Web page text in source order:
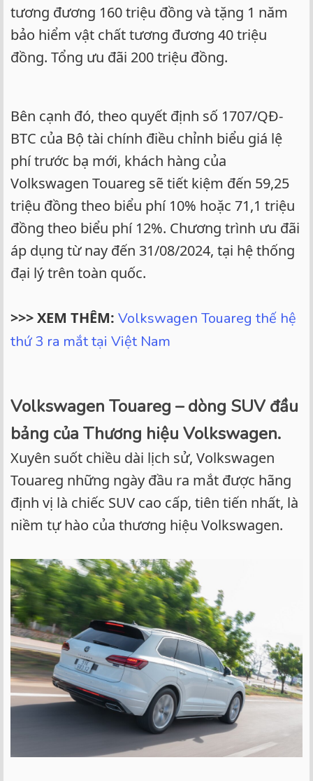
tương đương 160 triệu đồng và tặng 1 năm
bảo hiểm vật chất tương đương 40 triệu
đồng. Tổng ưu đãi 200 triệu đồng.
Bên cạnh đó, theo quyết định số 1707/QĐ-
BTC của Bộ tài chính điều chỉnh biểu giá lệ
phí trước bạ mới, khách hàng của
Volkswagen Touareg sẽ tiết kiệm đến 59,25
triệu đồng theo biểu phí 10% hoặc 71,1 triệu
đồng theo biểu phí 12%. Chương trình ưu đãi
áp dụng từ nay đến 31/08/2024, tại hệ thống
đại lý trên toàn quốc.
>>> XEM THÊM: Volkswagen Touareg thế hệ
thứ 3 ra mắt tại Việt Nam
Volkswagen Touareg – dòng SUV đầu
bảng của Thương hiệu Volkswagen.
Xuyên suốt chiều dài lịch sử, Volkswagen
Touareg những ngày đầu ra mắt được hãng
định vị là chiếc SUV cao cấp, tiên tiến nhất, là
niềm tự hào của thương hiệu Volkswagen.